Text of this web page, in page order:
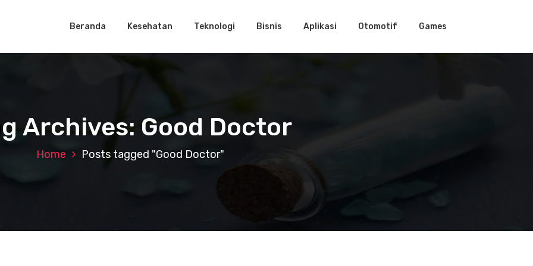
Beranda Kesehatan Teknologi Bisnis Aplikasi Otomotif Games
Archives: Good Doctor
Home Posts tagged "Good Doctor"